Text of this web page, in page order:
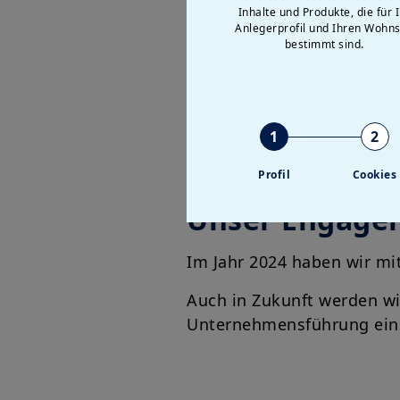
Unser
Im Jahr 2024 haben wir
Auch in Zukunft werden
Unternehmensführung
Inhalte und Produkte, die für
Anlegerprofil und Ihren
bestimmt sind.
1
Profil
2
Cookies